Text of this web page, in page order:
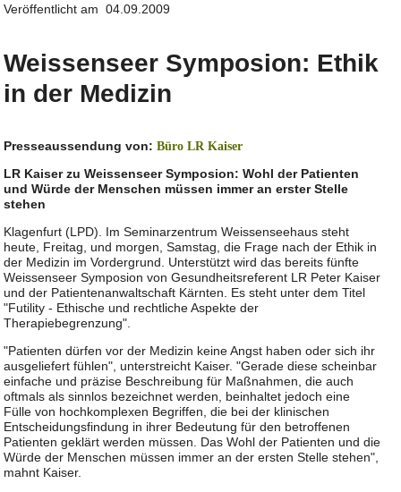
Veröffentlicht am 04.09.2009
Weissenseer Symposion: Ethik
in der Medizin
Presseaussendung von:Büro LR Kaiser
LR Kaiser zu Weissenseer Symposion: Wohl der Patienten
und Würde der Menschen müssen immer an erster Stelle
stehen
Klagenfurt (LPD). Im Seminarzentrum Weissenseehaus steht
heute, Freitag, und morgen, Samstag, die Frage nach der Ethik in
der Medizin im Vordergrund. Unterstützt wird das bereits fünfte
Weissenseer Symposion von Gesundheitsreferent LR Peter Kaiser
und der Patientenanwaltschaft Kärnten. Es steht unter dem Titel
"Futility - Ethische und rechtliche Aspekte der
Therapiebegrenzung".
"Patienten dürfen vor der Medizin keine Angst haben oder sich ihr
ausgeliefert fühlen", unterstreicht Kaiser. "Gerade diese scheinbar
einfache und präzise Beschreibung für Maßnahmen, die auch
oftmals als sinnlos bezeichnet werden, beinhaltet jedoch eine
Fülle von hochkomplexen Begriffen, die bei der klinischen
Entscheidungsfindung in ihrer Bedeutung für den betroffenen
Patienten geklärt werden müssen. Das Wohl der Patienten und die
Würde der Menschen müssen immer an der ersten Stelle stehen",
mahnt Kaiser.